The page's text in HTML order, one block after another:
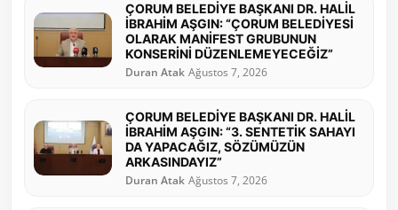
ÇORUM BELEDİYE BAŞKANI DR. HALİL
İBRAHİM AŞGIN: “ÇORUM BELEDİYESİ
OLARAK MANİFEST GRUBUNUN
KONSERİNİ DÜZENLEMEYECEĞİZ”
Duran Atak Ağustos 7, 2026
ÇORUM BELEDİYE BAŞKANI DR. HALİL
İBRAHİM AŞGIN: “3. SENTETİK SAHAYI
DA YAPACAĞIZ, SÖZÜMÜZÜN
ARKASINDAYIZ”
Duran Atak Ağustos 7, 2026